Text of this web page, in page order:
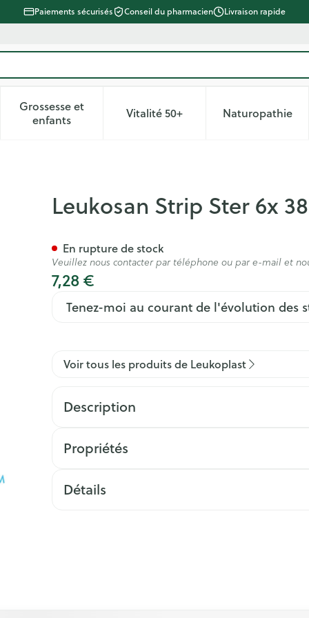
Paiements sécurisés Conseil du pharmacien Livraison rapide
Beauté, soins et hygiène
menu pour la catégorie Régime, alimentation &
Grossesse et
enfantsAfficher le sous-menu pour la catégorie
Vitalité 50+Afficher le sous-menu pour la
Naturopathie
Afficher
Blanc 2x 6 7262806
Leukosan Strip Ster 6x
7,28 €
Tenez-moi au courant de l'évolution des
En rupture de stock
Veuillez nous contacter par téléphone ou par e-mail et
Voir tous les produits de Leukoplast
Description
Propriétés
Détails
en carrousel